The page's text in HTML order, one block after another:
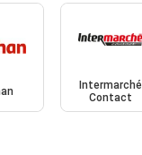
Intermarché
Contact